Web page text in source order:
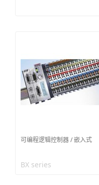
可编程逻辑控制器 / 嵌入式
BX series